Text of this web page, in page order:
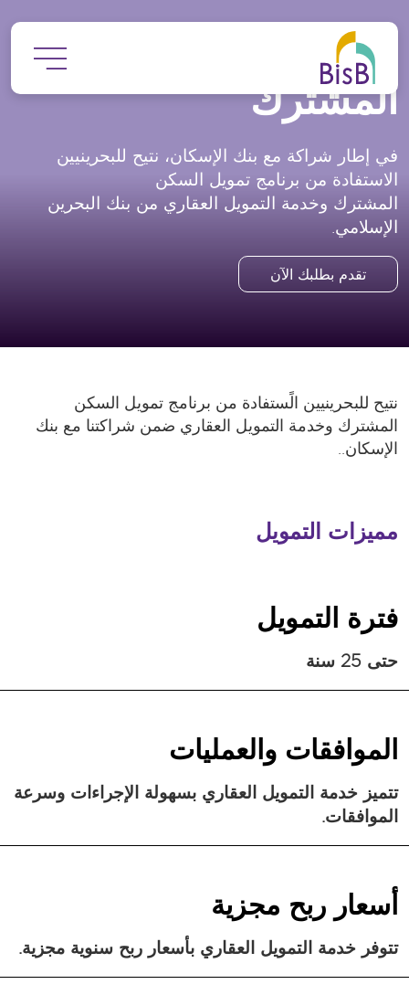
برنامج تمويل السكن
المشترك
في إطار شراكة مع بنك الإسكان، نتيح للبحرينيين
الاستفادة من برنامج تمويل السكن
المشترك وخدمة التمويل العقاري من بنك البحرين
الإسلامي.
تقدم بطلبك الآن
نتيح للبحرينيين الًستفادة من برنامج تمويل السكن
المشترك وخدمة التمويل العقاري ضمن شراكتنا مع بنك
الإسكان..
مميزات التمويل
فترة التمويل
حتى 25 سنة
الموافقات والعمليات
تتميز خدمة التمويل العقاري بسهولة الإجراءات وسرعة
الموافقات.
أسعار ربح مجزية
تتوفر خدمة التمويل العقاري بأسعار ربح سنوية مجزية.